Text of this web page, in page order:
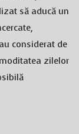
să aducă un
considerat de
zilelor